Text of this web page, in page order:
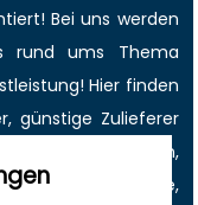
Bei uns werden
rund ums Thema
Hier finden
günstige Zulieferer
und- maschinen,
der Branche,